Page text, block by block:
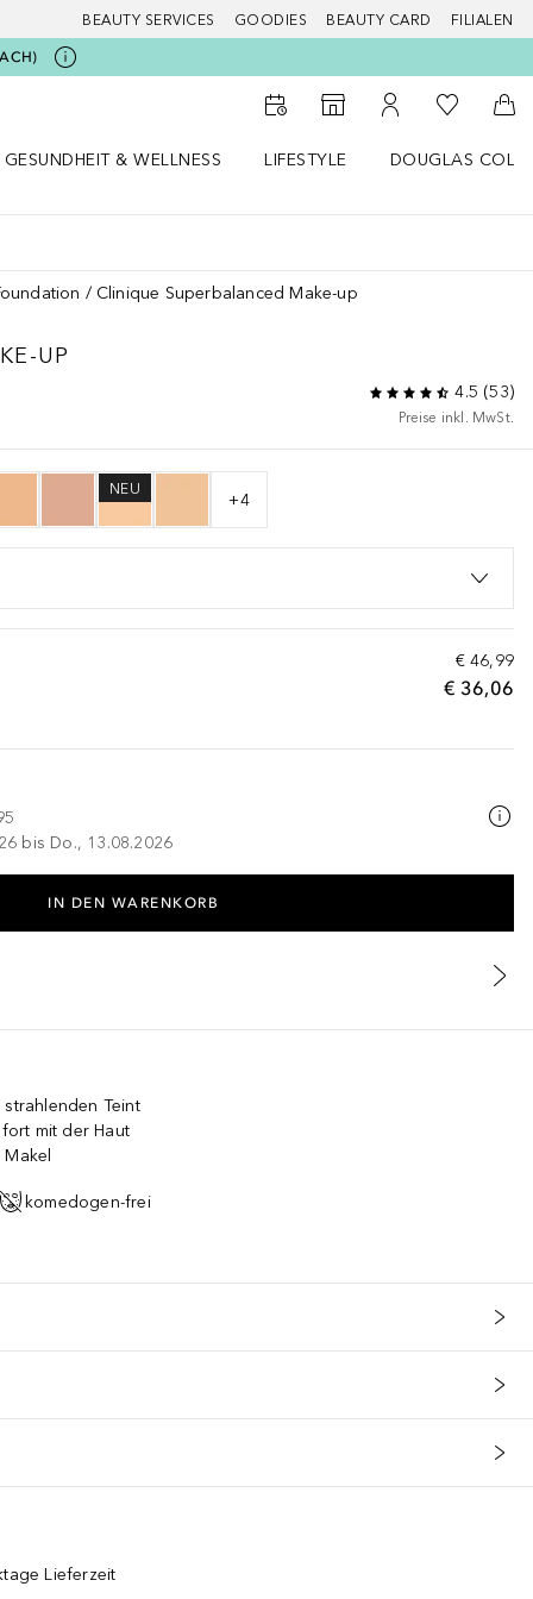
BEAUTY SERVICES GOODIES BEAUTY CARD FILIALEN
Zum Storefinder
Zu Meinem
Zu Meiner
GESUNDHEIT & WELLNESS
LIFESTYLE
DOUGLAS
Clinique Superbalanced Make-up
UP
4.5 (53)
Preise inkl. MwSt.
NEU
+4
€ 46,99
€ 36,06
bis Do., 13.08.2026
IN DEN WARENKORB
Teint
mit der Haut
komedogen-frei
Lieferzeit